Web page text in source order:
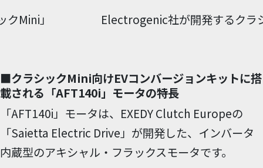
Mini」 Electrogenic社が開発するクラ
■クラシックMini向けEVコンバージョンキットに搭
載される「AFT140i」モータの特長
「AFT140i」モータは、EXEDY Clutch Europeの
「Saietta Electric Drive」が開発した、インバータ
内蔵型のアキシャル・フラックスモータです。